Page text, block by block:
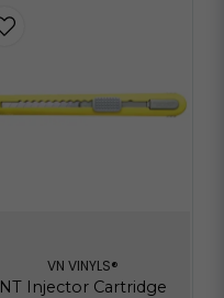
VN VINYLS®
NT Injector Cartridge